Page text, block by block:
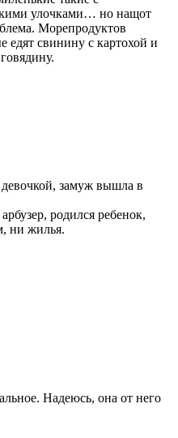
улочками… но нащот
Морепродуктов
едят свинину с картохой и
замуж вышла в
родился ребенок,
ни жилья.
Надеюсь, она от него